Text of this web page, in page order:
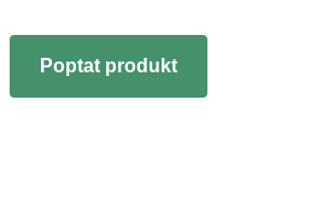
Poptat produkt